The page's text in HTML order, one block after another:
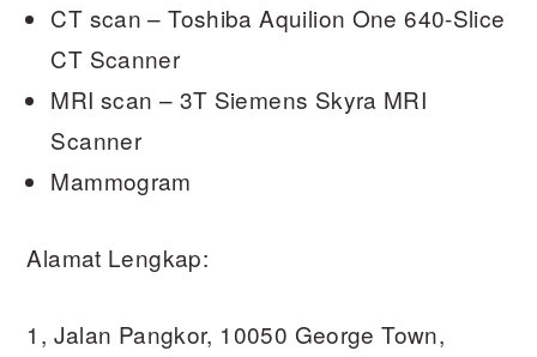
CT scan – Toshiba Aquilion One 640-Slice
CT Scanner
MRI scan – 3T Siemens Skyra MRI
Scanner
Mammogram
Alamat Lengkap:
1, Jalan Pangkor, 10050 George Town,